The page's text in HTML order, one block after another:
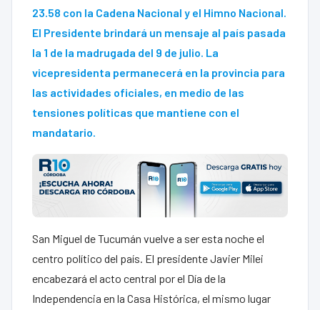
23.58 con la Cadena Nacional y el Himno Nacional.
El Presidente brindará un mensaje al país pasada
la 1 de la madrugada del 9 de julio. La
vicepresidenta permanecerá en la provincia para
las actividades oficiales, en medio de las
tensiones políticas que mantiene con el
mandatario.
San Miguel de Tucumán vuelve a ser esta noche el
centro político del país. El presidente Javier Milei
encabezará el acto central por el Día de la
Independencia en la Casa Histórica, el mismo lugar